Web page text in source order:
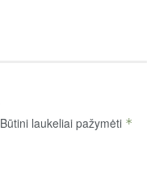
Būtini laukeliai pažymėti *